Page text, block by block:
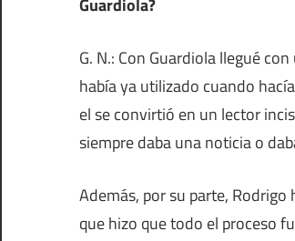
Guardiola?
G. N.: Con Guardiola llegué
había ya utilizado cuando
el se convirtió en un lector
siempre daba una noticia o
Además, por su parte,
que hizo que todo el proceso